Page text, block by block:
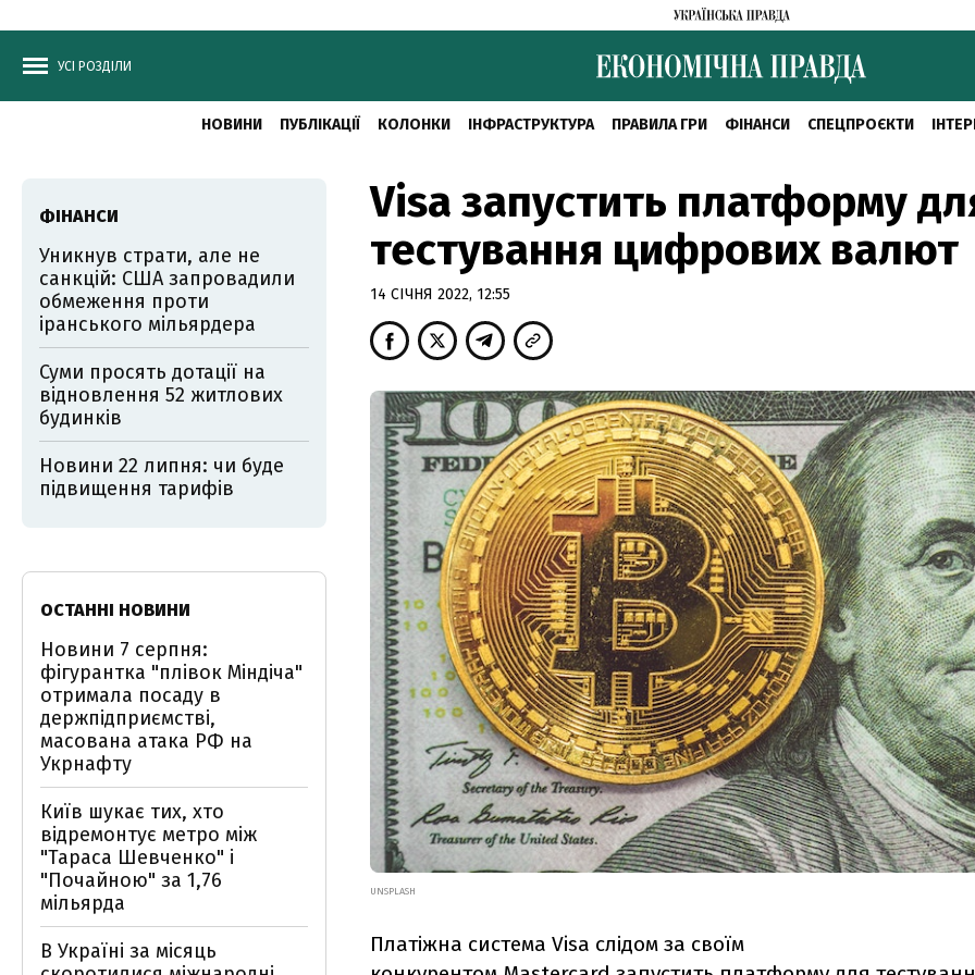
УСІ РОЗДІЛИ
НОВИНИ ПУБЛІКАЦІЇ КОЛОНКИ ІНФРАСТРУКТУРА ПРАВИЛА ГРИ ФІНАНСИ СПЕЦПРОЄКТИ
Visa запустить платформу
тестування цифрових валют
14 СІЧНЯ 2022, 12:55
UNSPLASH
Платіжна система Visa слідом за своїм
ФІНАНСИ
Уникнув страти, але не
санкцій: США запровадили
обмеження проти
іранського мільярдера
Суми просять дотації на
відновлення 52 житлових
будинків
Новини 22 липня: чи буде
підвищення тарифів
ОСТАННІ НОВИНИ
Новини 7 серпня:
фігурантка "плівок Міндіча"
отримала посаду в
держпідприємстві,
масована атака РФ на
Укрнафту
Київ шукає тих, хто
відремонтує метро між
"Тараса Шевченко" і
"Почайною" за 1,76
мільярда
В Україні за місяць